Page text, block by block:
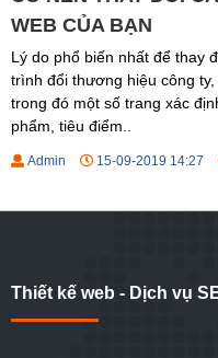
WEB CỦA BẠN
Lý do phổ biến nhất để thay
trình đổi thương hiệu công
trong đó một số trang xác
phẩm, tiêu điểm..
Admin 15-09-2019 14:27
Thiết kế web - Dịch vụ